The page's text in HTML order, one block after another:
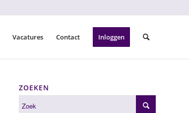
Vacatures Contact Inloggen
ZOEKEN